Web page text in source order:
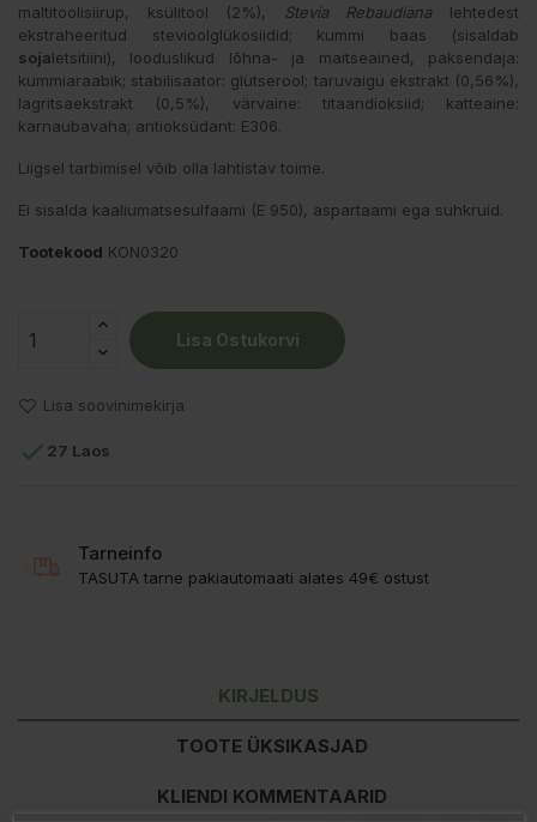
maltitoolisiirup, ksülitool (2%),
Stevia Rebaudiana lehtedest
ekstraheeritud stevioolglükosiidid; kummi baas (sisaldab
sojaletsitiini), looduslikud lõhna- ja maitseained, paksendaja:
kummiaraabik; stabilisaator: glütserool; taruvaigu ekstrakt (0,56%),
lagritsaekstrakt (0,5%), värvaine: titaandioksiid; katteaine:
karnaubavaha; antioksüdant: E306.
Liigsel tarbimisel võib olla lahtistav toime.
Ei sisalda kaaliumatsesulfaami (E 950), aspartaami ega suhkruid.
Tootekood KON0320
Lisa Ostukorvi
Lisa soovinimekirja
 27 Laos
Tarneinfo
TASUTA tarne pakiautomaati alates 49€ ostust
KIRJELDUS
TOOTE ÜKSIKASJAD
KLIENDI KOMMENTAARID